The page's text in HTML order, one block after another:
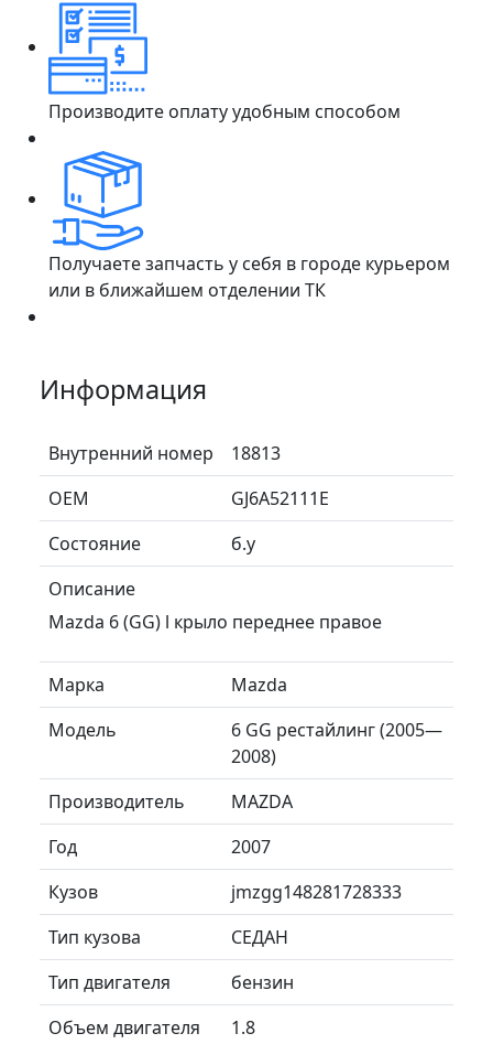
Производите оплату удобным способом
Получаете запчасть у себя в городе курьером
или в ближайшем отделении ТК
Информация
Внутренний номер
18813
ОЕМ
GJ6A52111E
Состояние
б.у
Описание
Mazda 6 (GG) l крыло переднее правое
Марка
Mazda
Модель
6 GG рестайлинг (2005—
2008)
Производитель
MAZDA
Год
2007
Кузов
jmzgg148281728333
Тип кузова
СЕДАН
Тип двигателя
бензин
Объем двигателя
1.8